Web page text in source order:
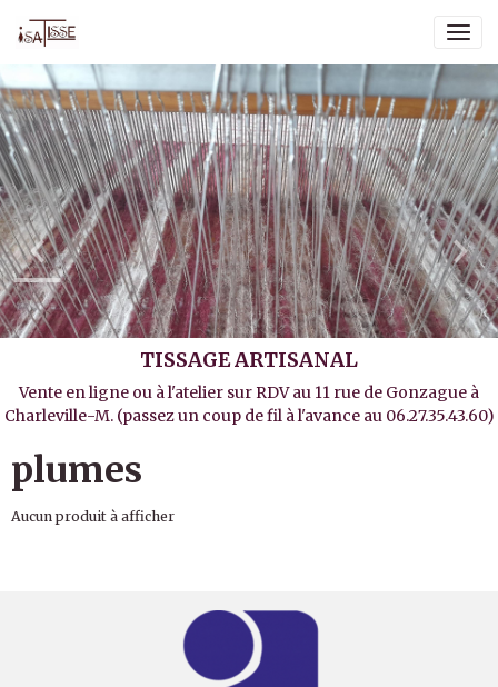
TISSAGE ARTISANAL
Vente en ligne ou à l'atelier sur RDV au 11 rue de Gonzague à
Charleville-M. (passez un coup de fil à l'avance au 06.27.35.43.60)
plumes
Aucun produit à afficher